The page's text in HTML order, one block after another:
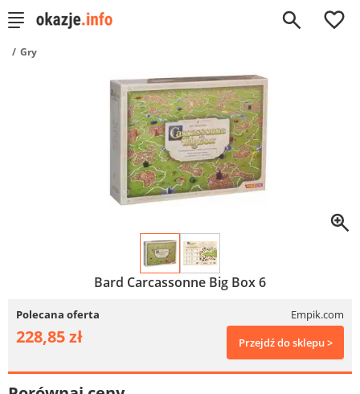
0
Gry
Bard Carcassonne Big Box 6
Polecana oferta Empik.com
228,85 zł Przejdź do sklepu >